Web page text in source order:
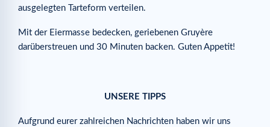
ausgelegten Tarteform verteilen.
Mit der Eiermasse bedecken, geriebenen Gruyère
darüberstreuen und 30 Minuten backen. Guten Appetit!
UNSERE TIPPS
Aufgrund eurer zahlreichen Nachrichten haben wir uns